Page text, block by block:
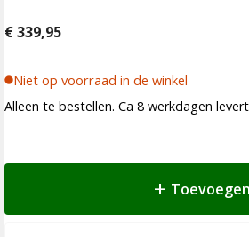
€339,95
Niet op voorraad in de winkel
Alleen te bestellen. Ca 8 werkdagen